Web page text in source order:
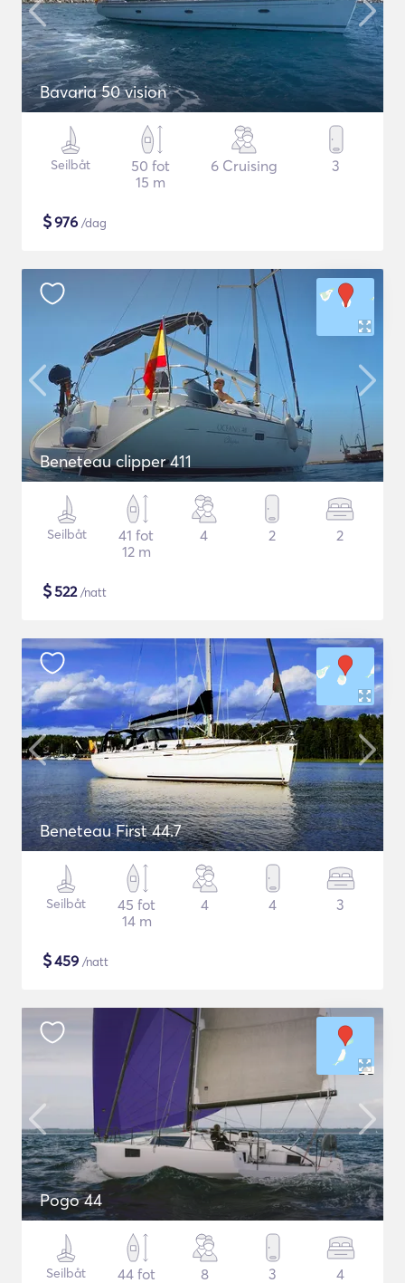
Bavaria 50 vision
Seilbåt
50 fot
15 m
6 Cruising 3
$976 /dag
Beneteau clipper 411
Seilbåt
41 fot
12 m
4 2 2
$522/natt
Beneteau First 44.7
Seilbåt
45 fot
14 m
4 4 3
$459 /natt
Pogo 44
Seilbåt
44 fot
8 3 4